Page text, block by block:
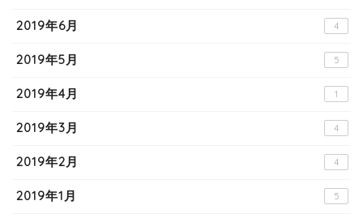
2019年6月 4
2019年5月 5
2019年4月 1
2019年3月 4
2019年2月 4
2019年1月 5